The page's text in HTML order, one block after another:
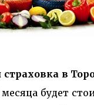
в
будет